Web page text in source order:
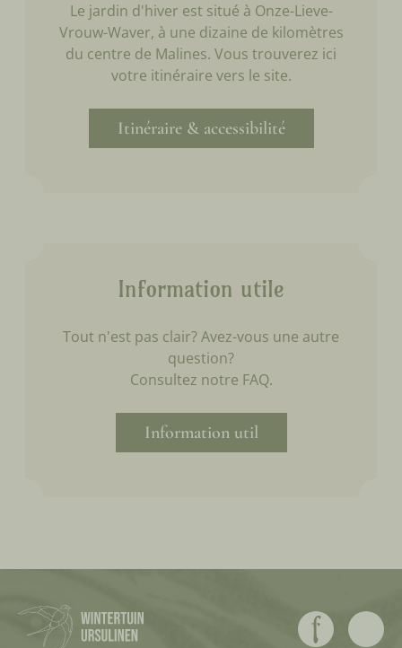
Le jardin d'hiver est situé à Onze-Lieve-
Vrouw-Waver, à une dizaine de kilomètres
du centre de Malines. Vous trouverez ici
votre itinéraire vers le site.
Itinéraire & accessibilité
Information utile
Tout n'est pas clair? Avez-vous une autre
question?
Consultez notre FAQ.
Information util